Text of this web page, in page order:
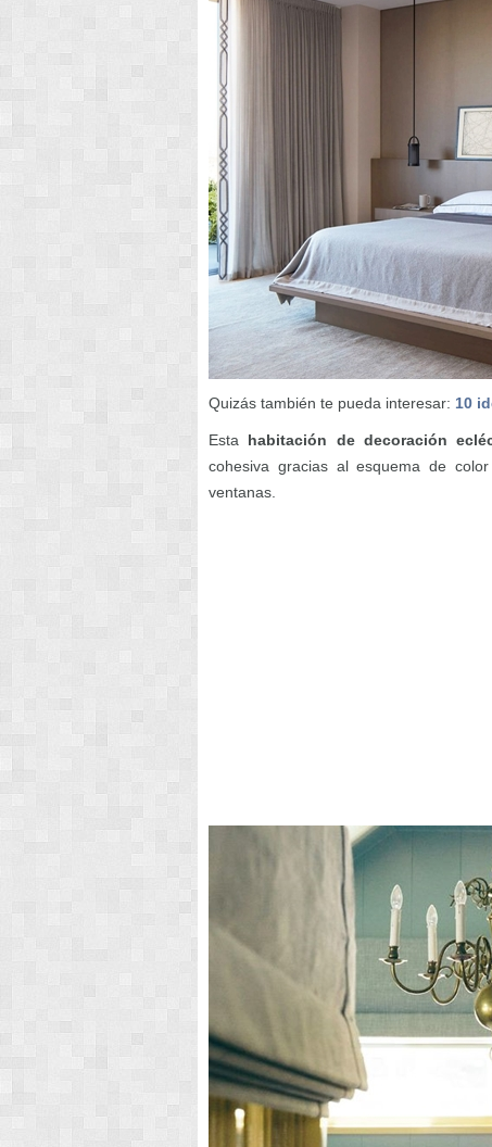
Quizás también te pueda interesar: 10
Esta habitación de decoración
cohesiva gracias al esquema de
ventanas.